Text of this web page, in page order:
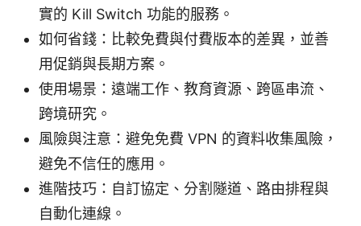
實的 Kill Switch 功能的服務。
如何省錢：比較免費與付費版本的差異，並善
用促銷與長期方案。
使用場景：遠端工作、教育資源、跨區串流、
跨境研究。
風險與注意：避免免費 VPN 的資料收集風險，
避免不信任的應用。
進階技巧：自訂協定、分割隧道、路由排程與
自動化連線。